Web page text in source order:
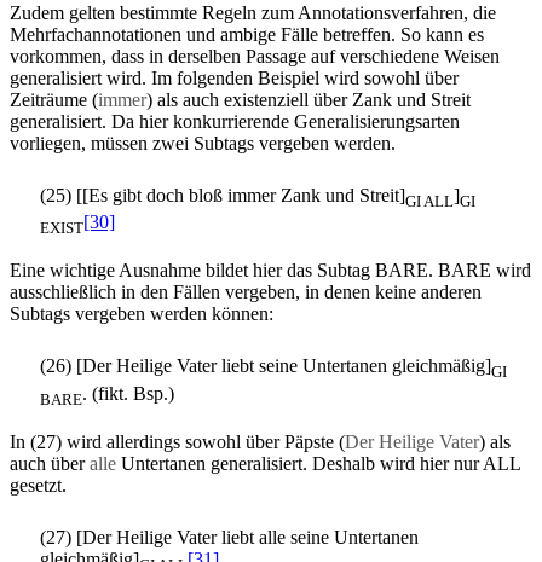
Zudem gelten bestimmte Regeln zum Annotationsverfahren, die
Mehrfachannotationen und ambige Fälle betreffen. So kann es
vorkommen, dass in derselben Passage auf verschiedene Weisen
generalisiert wird. Im folgenden Beispiel wird sowohl über
Zeiträume (immer) als auch existenziell über Zank und Streit
generalisiert. Da hier konkurrierende Generalisierungsarten
vorliegen, müssen zwei Subtags vergeben werden.
(25) [[Es gibt doch bloß immer Zank und Streit]GI ALL]GI
EXIST[30]
Eine wichtige Ausnahme bildet hier das Subtag BARE. BARE wird
ausschließlich in den Fällen vergeben, in denen keine anderen
Subtags vergeben werden können:
(26) [Der Heilige Vater liebt seine Untertanen gleichmäßig]GI
BARE. (fikt. Bsp.)
In (27) wird allerdings sowohl über Päpste (Der Heilige Vater) als
auch überalle Untertanen generalisiert. Deshalb wird hier nur ALL
gesetzt.
(27) [Der Heilige Vater liebt alle seine Untertanen